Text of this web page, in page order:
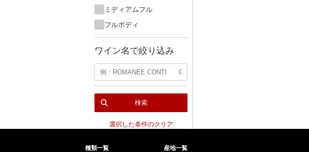
ミディアムフル
フルボディ
ワイン名で絞り込み
検索
選択した条件のクリア
種類一覧
産地一覧